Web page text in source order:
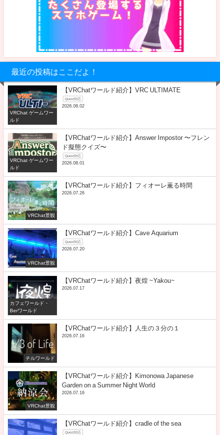
最近の投稿はここだよ！
VRChat ゲームワー
ルド
【VRChatワールド紹介】VRC ULTIMATE
Quest対応
2026.08.02
VRChat ゲームワー
ルド
【VRChatワールド紹介】Answer Impostor 〜フレン
ド擬態クイズ〜
Quest対応
2026.08.01
VRChat景観
【VRChatワールド紹介】フィオーレ薫る時間
2026.07.26
VRChat景観
【VRChatワールド紹介】Cave Aquarium
Quest対応
2026.07.20
カフェワールド・
Berワールド
【VRChatワールド紹介】夜煌 ~Yakou~
2026.07.17
チルワールド
【VRChatワールド紹介】人生の３分の１
2026.07.16
VRChat景観
【VRChatワールド紹介】Kimonowa Japanese
Garden on a Summer Night World
2026.07.16
【VRChatワールド紹介】cradle of the sea
Quest対応